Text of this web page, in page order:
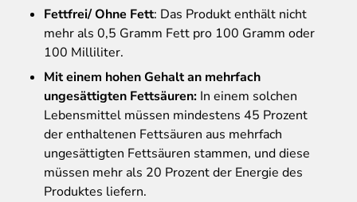
Fettfrei/ Ohne Fett: Das Produkt enthält nicht
mehr als 0,5 Gramm Fett pro 100 Gramm oder
100 Milliliter.
Mit einem hohen Gehalt an mehrfach
ungesättigten Fettsäuren: In einem solchen
Lebensmittel müssen mindestens 45 Prozent
der enthaltenen Fettsäuren aus mehrfach
ungesättigten Fettsäuren stammen, und diese
müssen mehr als 20 Prozent der Energie des
Produktes liefern.